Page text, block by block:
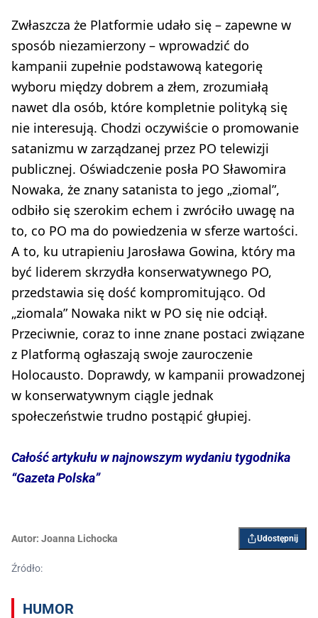
Zwłaszcza że Platformie udało się – zapewne w
sposób niezamierzony – wprowadzić do
kampanii zupełnie podstawową kategorię
wyboru między dobrem a złem, zrozumiałą
nawet dla osób, które kompletnie polityką się
nie interesują. Chodzi oczywiście o promowanie
satanizmu w zarządzanej przez PO telewizji
publicznej. Oświadczenie posła PO Sławomira
Nowaka, że znany satanista to jego „ziomal”,
odbiło się szerokim echem i zwróciło uwagę na
to, co PO ma do powiedzenia w sferze wartości.
A to, ku utrapieniu Jarosława Gowina, który ma
być liderem skrzydła konserwatywnego PO,
przedstawia się dość kompromitująco. Od
„ziomala” Nowaka nikt w PO się nie odciął.
Przeciwnie, coraz to inne znane postaci związane
z Platformą ogłaszają swoje zauroczenie
Holocausto. Doprawdy, w kampanii prowadzonej
w konserwatywnym ciągle jednak
społeczeństwie trudno postąpić głupiej.
Całość artykułu w najnowszym wydaniu tygodnika
“Gazeta Polska”
Autor: Joanna Lichocka Udostępnij
Źródło:
HUMOR